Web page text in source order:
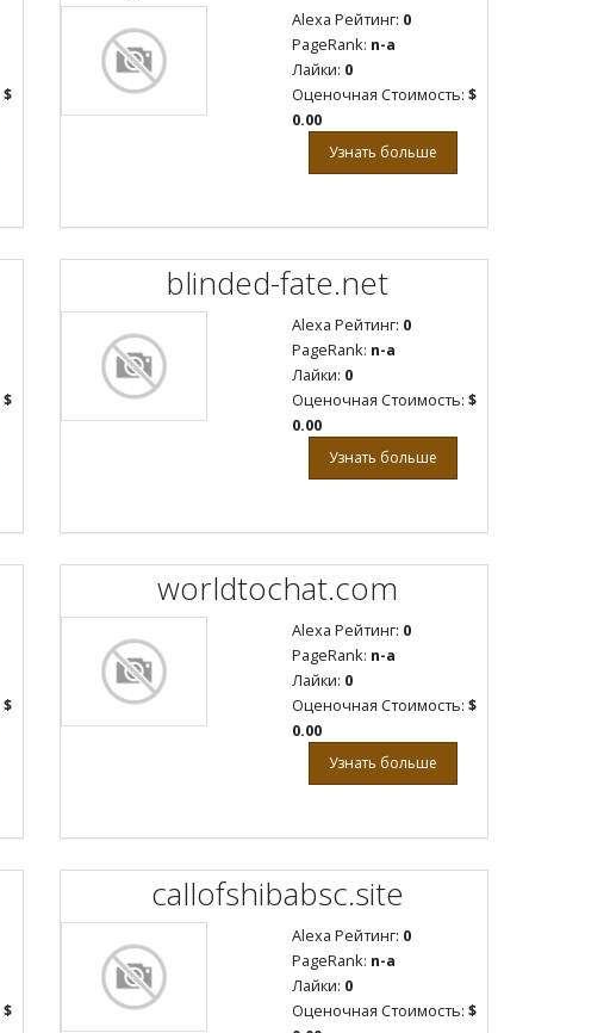
$
Alexa Рейтинг: 0
PageRank: n-a
Лайки: 0
Оценочная Стоимость: $
0.00
Узнать больше
$
blinded-fate.net
Alexa Рейтинг: 0
PageRank: n-a
Лайки: 0
Оценочная Стоимость: $
0.00
Узнать больше
$
worldtochat.com
Alexa Рейтинг: 0
PageRank: n-a
Лайки: 0
Оценочная Стоимость: $
0.00
Узнать больше
$
callofshibabsc.site
Alexa Рейтинг: 0
PageRank: n-a
Лайки: 0
Оценочная Стоимость: $